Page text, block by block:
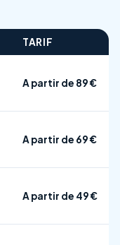
TARIF
A partir de 89 €
A partir de 69 €
A partir de 49 €